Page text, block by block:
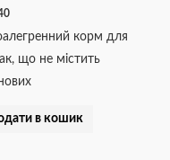
корм для
що не містить
в кошик